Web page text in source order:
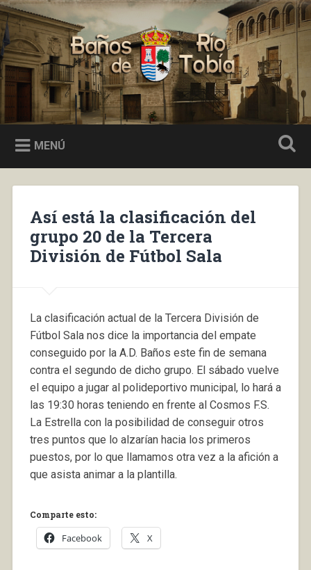
Saltar
al
contenido
Buscar
Baños de Río Tobía
MENÚ
Así está la clasificación del
grupo 20 de la Tercera
División de Fútbol Sala
La clasificación actual de la Tercera División de
Fútbol Sala nos dice la importancia del empate
conseguido por la A.D. Baños este fin de semana
contra el segundo de dicho grupo. El sábado vuelve
el equipo a jugar al polideportivo municipal, lo hará a
las 19:30 horas teniendo en frente al Cosmos F.S.
La Estrella con la posibilidad de conseguir otros
tres puntos que lo alzarían hacia los primeros
puestos, por lo que llamamos otra vez a la afición a
que asista animar a la plantilla.
Comparte esto:
Facebook X